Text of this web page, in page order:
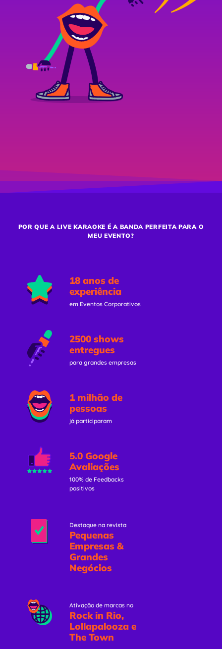
POR QUE A LIVE KARAOKE É A BANDA PERFEITA PARA O
MEU EVENTO?
18 anos de
experiência
em Eventos Corporativos
2500 shows
entregues
para grandes empresas
1 milhão de
pessoas
já participaram
5.0 Google
Avaliações
100% de Feedbacks
positivos
Destaque na revista
Pequenas
Empresas &
Grandes
Negócios
Ativação de marcas no
Rock in Rio,
Lollapalooza e
The Town